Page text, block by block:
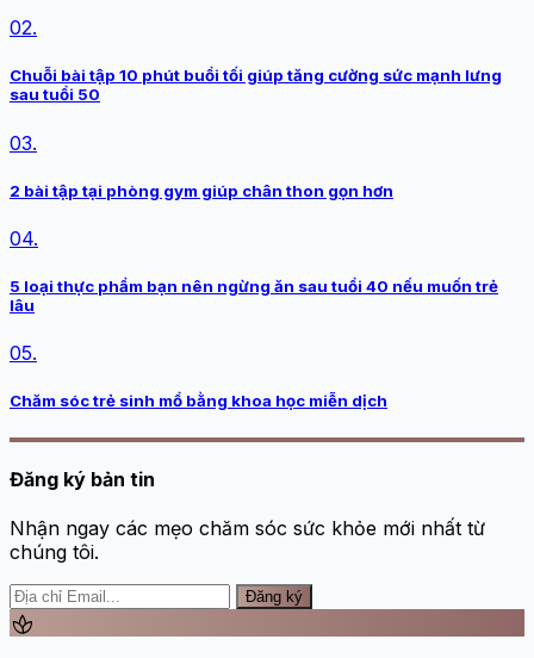
02.
Chuỗi bài tập 10 phút buổi tối giúp tăng cường sức mạnh lưng
sau tuổi 50
03.
2 bài tập tại phòng gym giúp chân thon gọn hơn
04.
5 loại thực phẩm bạn nên ngừng ăn sau tuổi 40 nếu muốn trẻ
lâu
05.
Chăm sóc trẻ sinh mổ bằng khoa học miễn dịch
Đăng ký bản tin
Nhận ngay các mẹo chăm sóc sức khỏe mới nhất từ
chúng tôi.
Đăng ký
spa